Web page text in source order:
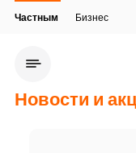
Частным Бизнес
Новости и